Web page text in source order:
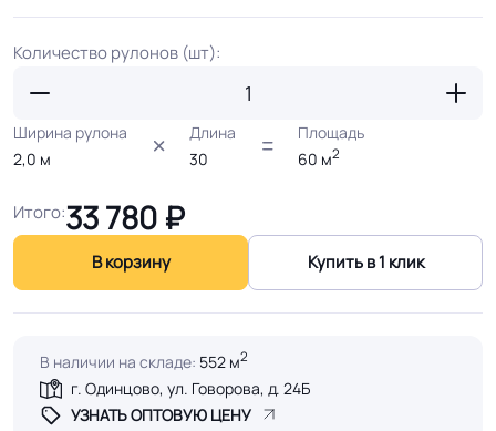
Количество рулонов (шт):
Ширина рулона
2,0 м
Длина
30
Площадь
60 м2
Итого:33 780 ₽
В корзину Купить в 1 клик
В наличии на складе: 552 м2
г. Одинцово, ул. Говорова, д. 24Б
УЗНАТЬ ОПТОВУЮ ЦЕНУ